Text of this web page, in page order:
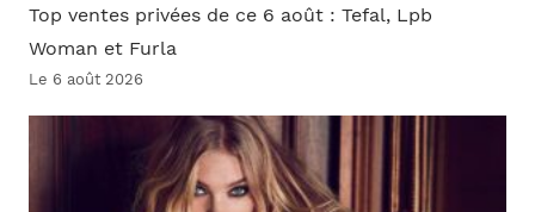
Top ventes privées de ce 6 août : Tefal, Lpb
Woman et Furla
Le 6 août 2026